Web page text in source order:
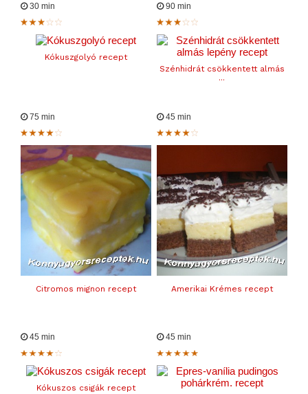
30 min
Kókuszgolyó recept
90 min
Szénhidrát csökkentett almás
...
75 min
Citromos mignon recept
45 min
Amerikai Krémes recept
45 min
Kókuszos csigák recept
45 min